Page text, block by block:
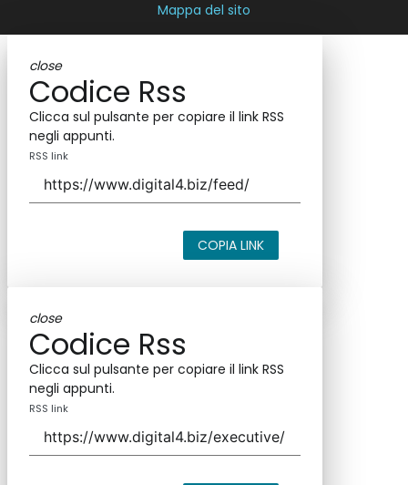
Mappa del sito
close
Codice Rss
Clicca sul pulsante per copiare il link RSS
negli appunti.
RSS link
COPIA LINK
close
Codice Rss
Clicca sul pulsante per copiare il link RSS
negli appunti.
RSS link